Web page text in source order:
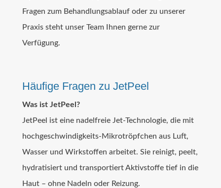
Fragen zum Behandlungsablauf oder zu unserer
Praxis steht unser Team Ihnen gerne zur
Verfügung.
Häufige Fragen zu JetPeel
Was ist JetPeel?
JetPeel ist eine nadelfreie Jet-Technologie, die mit
hochgeschwindigkeits-Mikrotröpfchen aus Luft,
Wasser und Wirkstoffen arbeitet. Sie reinigt, peelt,
hydratisiert und transportiert Aktivstoffe tief in die
Haut – ohne Nadeln oder Reizung.